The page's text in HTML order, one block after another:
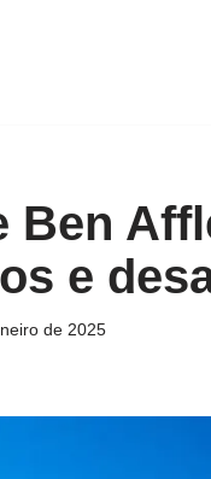
Ben
e
de 2025